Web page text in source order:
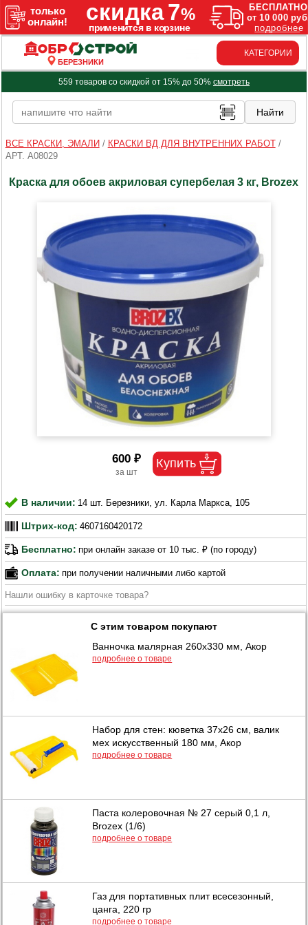
БЕРЕЗНИКИ
КАТЕГОРИИ
559 товаров со скидкой от 15% до 50% смотреть
ВСЕ КРАСКИ, ЭМАЛИ / КРАСКИ ВД ДЛЯ ВНУТРЕННИХ РАБОТ/
АРТ. A08029
Краска для обоев акриловая супербелая 3 кг, Brozex
600 ₽
В наличии: 14 шт. Березники, ул. Карла Маркса, 105
Штрих-код: 4607160420172
Бесплатно: при онлайн заказе от 10 тыс. ₽ (по городу)
Оплата: при получении наличными либо картой
Нашли ошибку в карточке товара?
С этим товаром покупают
Ванночка малярная 260х330 мм, Акор
подробнее о товаре
Набор для стен: кюветка 37х26 см, валик
мех искусственный 180 мм, Акор
подробнее о товаре
Паста колеровочная № 27 серый 0,1 л,
Brozex (1/6)
подробнее о товаре
Газ для портативных плит всесезонный,
цанга, 220 гр
подробнее о товаре